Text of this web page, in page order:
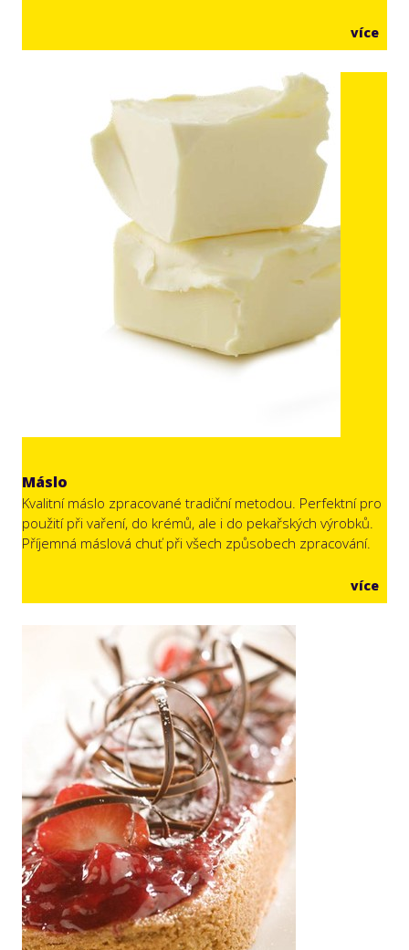
více
Máslo
Kvalitní máslo zpracované tradiční metodou. Perfektní pro
použití při vaření, do krémů, ale i do pekařských výrobků.
Příjemná máslová chuť při všech způsobech zpracování.
více